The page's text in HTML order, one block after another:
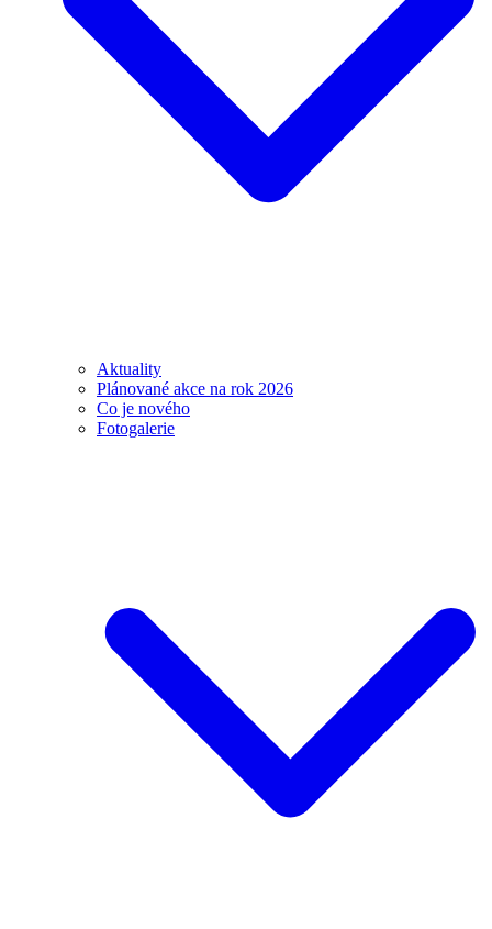
Aktuality
Plánované akce na rok 2026
Co je nového
Fotogalerie